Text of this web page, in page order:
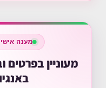
מענה אישי
מעוניין בפרטים